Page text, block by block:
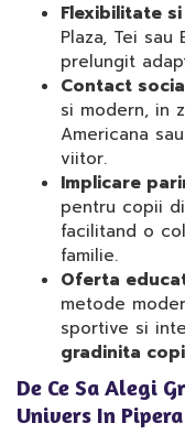
Flexibilitate
Plaza, Tei sau
prelungit
Contact
si modern, in
Americana
viitor.
Implicare
pentru copii
facilitand o
familie.
Oferta
metode
sportive si
gradinita
De Ce Sa Alegi
Univers In